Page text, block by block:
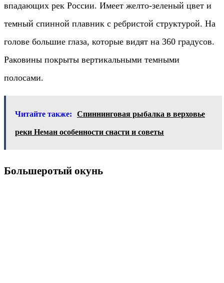
впадающих рек России. Имеет желто-зеленый цвет и
темный спинной плавник с ребристой структурой. На
голове большие глаза, которые видят на 360 градусов.
Раковины покрыты вертикальными темными
полосами.
Читайте также: Спиннинговая рыбалка в верховье
реки Неман особенности снасти и советы
Большеротый окунь